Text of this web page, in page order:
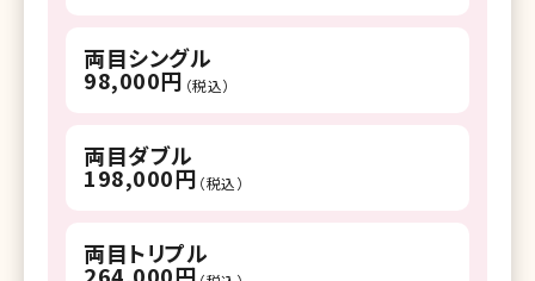
両目シングル
98,000円 （税込）
両目ダブル
198,000円 （税込）
両目トリプル